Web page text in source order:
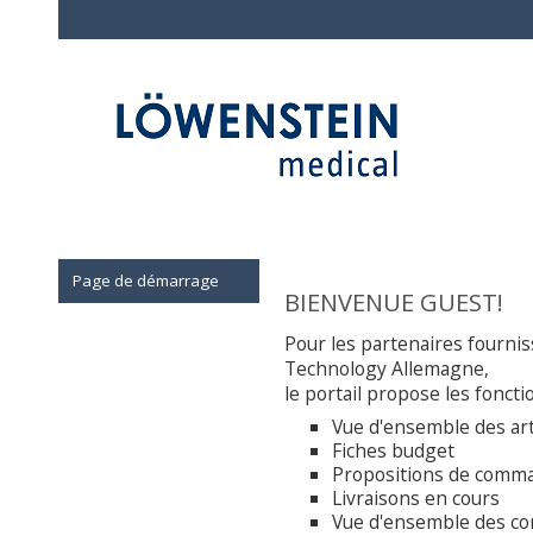
Page de démarrage
BIENVENUE GUEST!
Pour les partenaires
Technology Allemagne,
le portail propose les
Vue d'ensemble des
Fiches budget
Propositions de
Livraisons en cours
Vue d'ensemble des